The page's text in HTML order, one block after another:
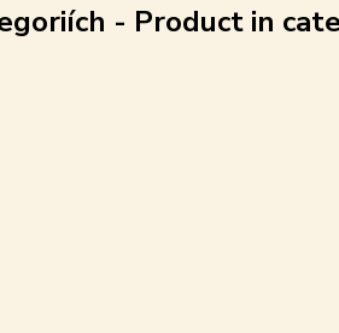
- Product in